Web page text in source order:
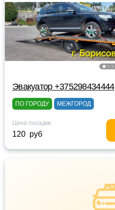
Эвакуатор +375298434444
ПО ГОРОДУ МЕЖГОРОД
Цена посадки
120 руб